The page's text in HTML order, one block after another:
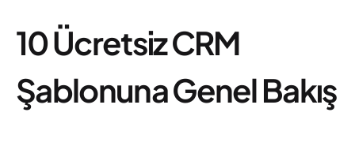
10 Ücretsiz CRM
Şablonuna Genel Bakış